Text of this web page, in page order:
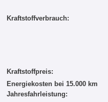
Kraftstoffverbrauch:
Kraftstoffpreis:
Energiekosten bei 15.000 km
Jahresfahrleistung: